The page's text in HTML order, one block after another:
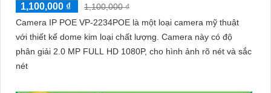
1,100,000 ₫
1,100,000 ₫
Camera IP POE VP-2234POE là một loại camera mỹ thuật
với thiết kế dome kim loại chất lượng. Camera này có độ
phân giải 2.0 MP FULL HD 1080P, cho hình ảnh rõ nét và sắc
nét